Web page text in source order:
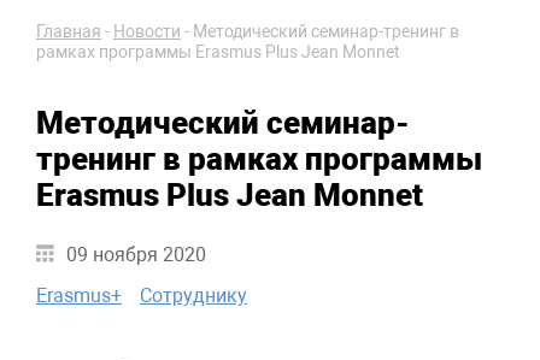
Главная - Новости - Методический семинар-тренинг в
рамках программы Erasmus Plus Jean Monnet
Методический семинар-
тренинг в рамках программы
Erasmus Plus Jean Monnet
09 ноября 2020
Erasmus+
Сотруднику